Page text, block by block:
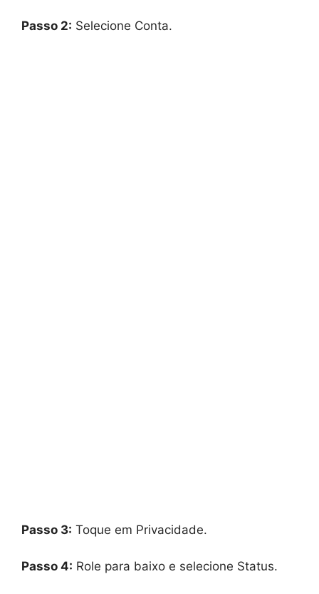
Passo 2: Selecione Conta.
Passo 3: Toque em Privacidade.
Passo 4: Role para baixo e selecione Status.